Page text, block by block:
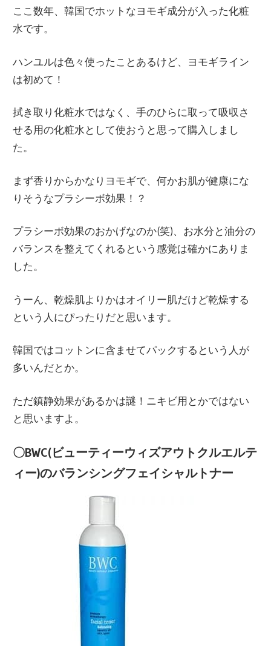
ここ数年、韓国でホットなヨモギ成分が入った化粧
水です。
ハンユルは色々使ったことあるけど、ヨモギライン
は初めて！
拭き取り化粧水ではなく、手のひらに取って吸収さ
せる用の化粧水として使おうと思って購入しまし
た。
まず香りからかなりヨモギで、何かお肌が健康にな
りそうなプラシーボ効果！？
プラシーボ効果のおかげなのか(笑)、お水分と油分の
バランスを整えてくれるという感覚は確かにありま
した。
うーん、乾燥肌よりかはオイリー肌だけど乾燥する
という人にぴったりだと思います。
韓国ではコットンに含ませてパックするという人が
多いんだとか。
ただ鎮静効果があるかは謎！ニキビ用とかではない
と思いますよ。
〇BWC(ビューティーウィズアウトクルエルテ
ィー)のバランシングフェイシャルトナー